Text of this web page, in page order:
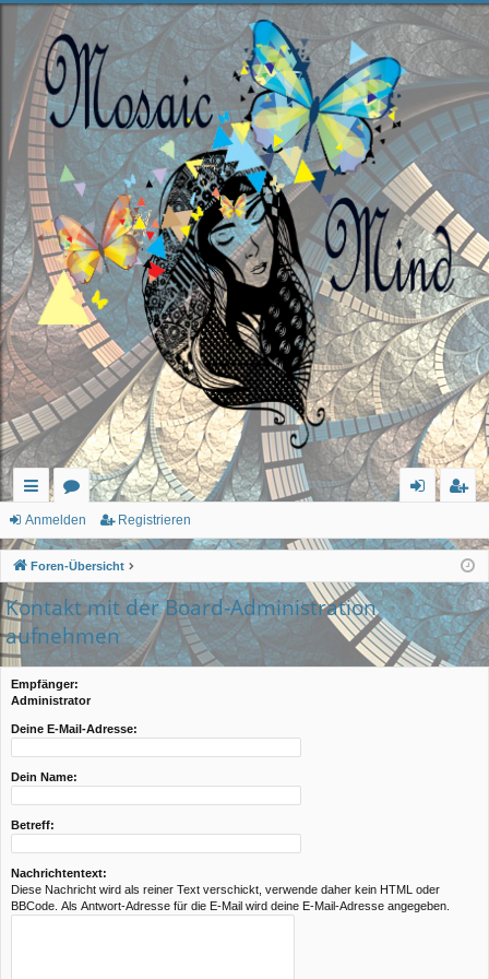
ch
ne
llz
ug
f
or
en
m
el
de
n
ist
rie
re
n
Anmelden Registrieren
Foren-Übersicht
Kontakt mit der Board-Administration
aufnehmen
Empfänger:
Administrator
Deine E-Mail-Adresse:
Dein Name:
Betreff:
Nachrichtentext:
Diese Nachricht wird als reiner Text verschickt, verwende daher kein HTML oder
BBCode. Als Antwort-Adresse für die E-Mail wird deine E-Mail-Adresse angegeben.